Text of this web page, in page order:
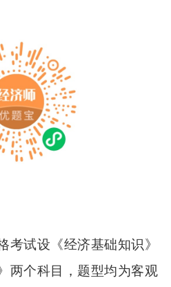
考试设《经济基础知识》
两个科目，题型均为客观